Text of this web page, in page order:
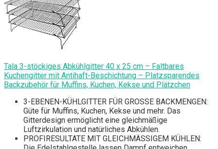
Tala 3-stöckiges Abkühlgitter 40 x 25 cm – Faltbares
Kuchengitter mit Antihaft-Beschichtung – Platzsparendes
Backzubehör für Muffins, Kuchen, Kekse und Plätzchen
3-EBENEN-KÜHLGITTER FÜR GROSSE BACKMENGEN:
Güte für Muffins, Kuchen, Kekse und mehr. Das
Gitterdesign ermöglicht eine gleichmäßige
Luftzirkulation und natürliches Abkühlen.
PROFIRESULTATE MIT GLEICHMÄSSIGEM KÜHLEN: